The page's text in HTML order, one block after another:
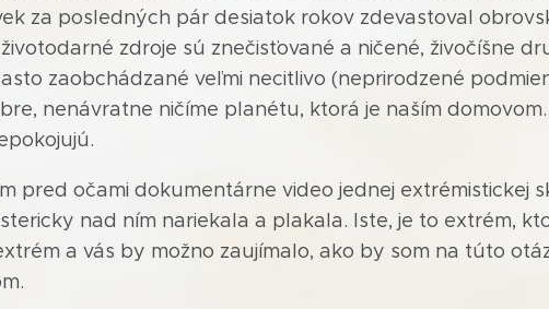
za posledných pár desiatok rokov zdevastoval
zdroje sú znečisťované a ničené, živočíšne
zaobchádzané veľmi necitlivo (neprirodzené
nenávratne ničíme planétu, ktorá je naším
pred očami dokumentárne video jednej extrémistickej
nad ním nariekala a plakala. Iste, je to extrém,
a vás by možno zaujímalo, ako by som na túto